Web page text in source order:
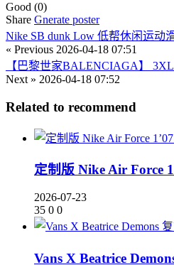
Good (0)
Share Gnerate poster
Nike SB dunk Low 低帮休闲运动
« Previous 2026-04-18 07:51
【巴黎世家BALENCIAGA】
Next » 2026-04-18 07:52
Related to recommend
定制版 Nike Air Force
2026-07-23
35 0 0
Vans X Beatrice